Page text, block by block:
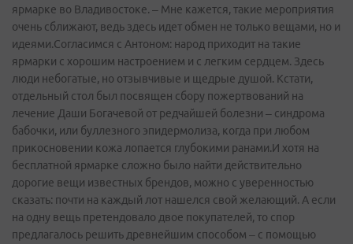
ярмарке во Владивостоке. – Мне кажется, такие мероприятия
очень сближают, ведь здесь идет обмен не только вещами, но и
идеями.Согласимся с Антоном: народ приходит на такие
ярмарки с хорошим настроением и с легким сердцем. Здесь
люди небогатые, но отзывчивые и щедрые душой. Кстати,
отдельный стол был посвящен сбору пожертвований на
лечение Даши Богачевой от редчайшей болезни – синдрома
бабочки, или буллезного эпидермолиза, когда при любом
прикосновении кожа лопается глубокими ранами.И хотя на
бесплатной ярмарке сложно было найти действительно
дорогие вещи известных брендов, можно с уверенностью
сказать: почти на каждый лот нашелся свой желающий. А если
на одну вещь претендовало двое покупателей, то спор
предлагалось решить древнейшим способом – с помощью